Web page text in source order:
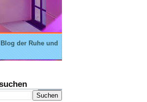
der Ruhe und